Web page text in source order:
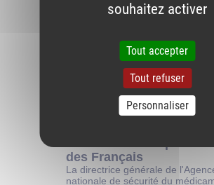
souhaitez activer
Tout accepter
Tout refuser
Personnaliser